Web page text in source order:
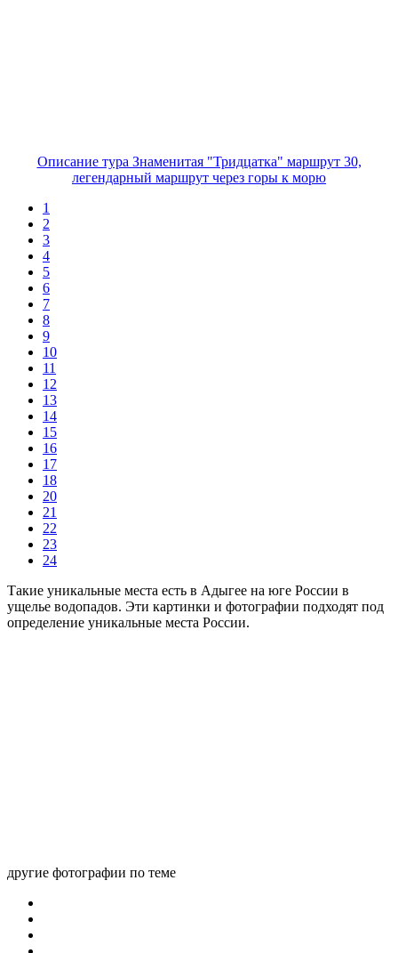
Описание тура Знаменитая "Тридцатка" маршрут 30,
легендарный маршрут через горы к морю
1
2
3
4
5
6
7
8
9
10
11
12
13
14
15
16
17
18
20
21
22
23
24
Такие уникальные места есть в Адыгее на юге России в
ущелье водопадов. Эти картинки и фотографии подходят под
определение уникальные места России.
другие фотографии по теме